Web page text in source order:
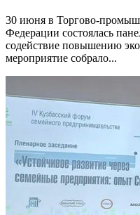
30 июня в Торгово-
Федерации состоялась
содействие повышению
мероприятие собрало...